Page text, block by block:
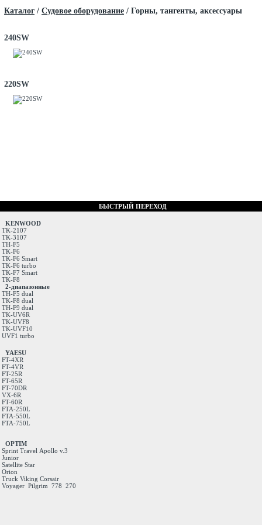
Каталог / Судовое оборудование / Горны, тангенты, аксессуары
240SW
220SW
БЫСТРЫЙ ПЕРЕХОД
KENWOOD
TK-2107
TK-3107
TH-F5
TK-F6
TK-F6 Smart
TK-F6 turbo
TK-F7 Smart
TK-F8
2-диапазонные
TH-F5 dual
TK-F8 dual
TH-F9 dual
TK-UV6R
TK-UVF8
TK-UVF10
UVF1 turbo
YAESU
FT-4XR
FT-4VR
FT-25R
FT-65R
FT-70DR
VX-6R
FT-60R
FTA-250L
FTA-550L
FTA-750L
OPTIM
Sprint Travel Apollo v.3
Junior
Satellite Star
Orion
Truck Viking Corsair
Voyager Pilgrim 778 270